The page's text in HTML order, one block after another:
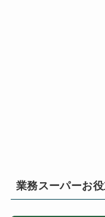
業務スーパーお役